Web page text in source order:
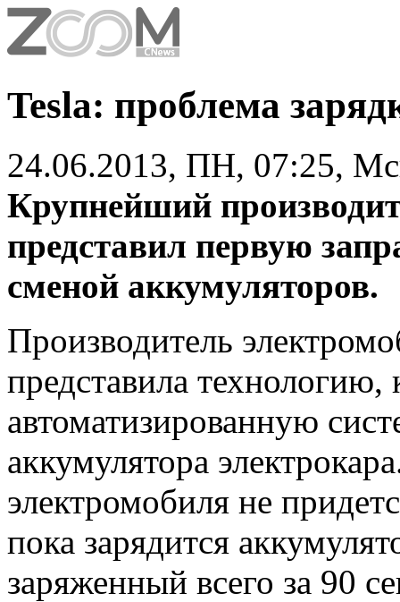
Tesla: проблема
24.06.2013, ПН, 07:25,
Крупнейший
представил первую
сменой аккумуляторов.
Производитель
представила
автоматизированную
аккумулятора
электромобиля не
пока зарядится
заряженный всего за 90